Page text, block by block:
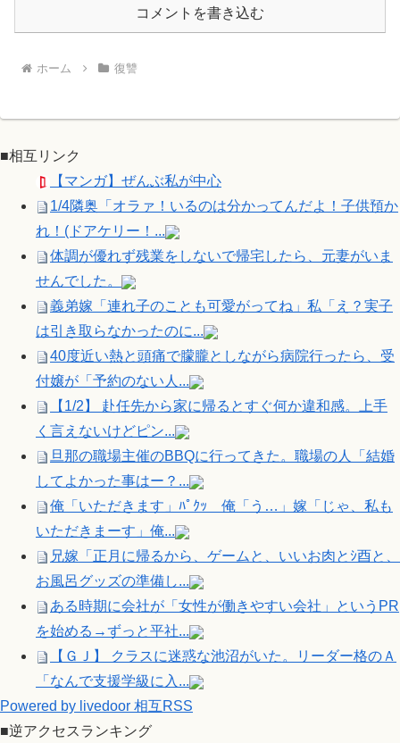
コメントを書き込む
ホーム 復讐
■相互リンク
【マンガ】ぜんぶ私が中心
1/4隣奥「オラァ！いるのは分かってんだよ！子供預か
れ！(ドアケリー！...
体調が優れず残業をしないで帰宅したら、元妻がいま
せんでした。
義弟嫁「連れ子のことも可愛がってね」私「え？実子
は引き取らなかったのに...
40度近い熱と頭痛で朦朧としながら病院行ったら、受
付嬢が「予約のない人...
【1/2】 赴任先から家に帰るとすぐ何か違和感。上手
く言えないけどピン...
旦那の職場主催のBBQに行ってきた。職場の人「結婚
してよかった事はー？...
俺「いただきます」ﾊﾟｸｯ 俺「う…」嫁「じゃ、私も
いただきまーす」俺...
兄嫁「正月に帰るから、ゲームと、いいお肉とｼ酉と、
お風呂グッズの準備し...
ある時期に会社が「女性が働きやすい会社」というPR
を始める→ずっと平社...
【ＧＪ】 クラスに迷惑な池沼がいた。リーダー格のＡ
「なんで支援学級に入...
Powered by livedoor 相互RSS
■逆アクセスランキング